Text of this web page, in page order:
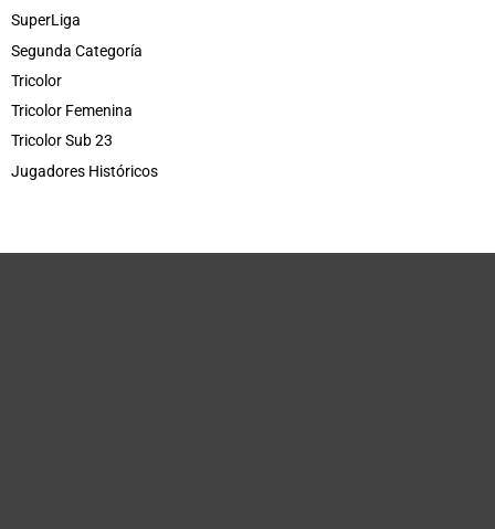
SuperLiga
Segunda Categoría
Tricolor
Tricolor Femenina
Tricolor Sub 23
Jugadores Históricos